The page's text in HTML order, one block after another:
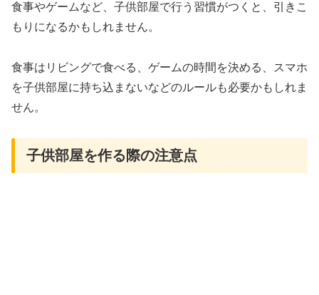
食事やゲームなど、子供部屋で行う習慣がつくと、引きこ
もりになるかもしれません。
食事はリビングで食べる、ゲームの時間を決める、スマホ
を子供部屋に持ち込まないなどのルールも必要かもしれま
せん。
子供部屋を作る際の注意点